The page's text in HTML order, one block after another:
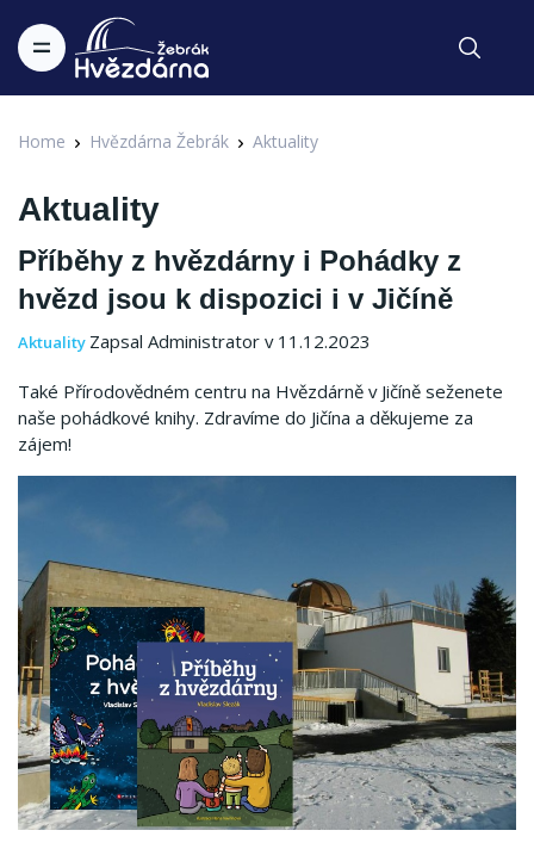
Home Hvězdárna Žebrák Aktuality
Aktuality
Příběhy z hvězdárny i Pohádky z
hvězd jsou k dispozici i v Jičíně
Aktuality Zapsal Administrator v 11.12.2023
Také Přírodovědném centru na Hvězdárně v Jičíně seženete
naše pohádkové knihy. Zdravíme do Jičína a děkujeme za
zájem!